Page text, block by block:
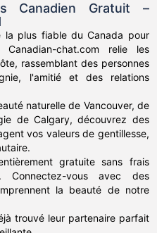
Canadien Gratuit –
la plus fiable du Canada pour
Canadian-chat.com relie les
rassemblant des personnes
l'amitié et des relations
naturelle de Vancouver, de
de Calgary, découvrez des
vos valeurs de gentillesse,
gratuite sans frais
Connectez-vous avec des
la beauté de notre
trouvé leur partenaire parfait